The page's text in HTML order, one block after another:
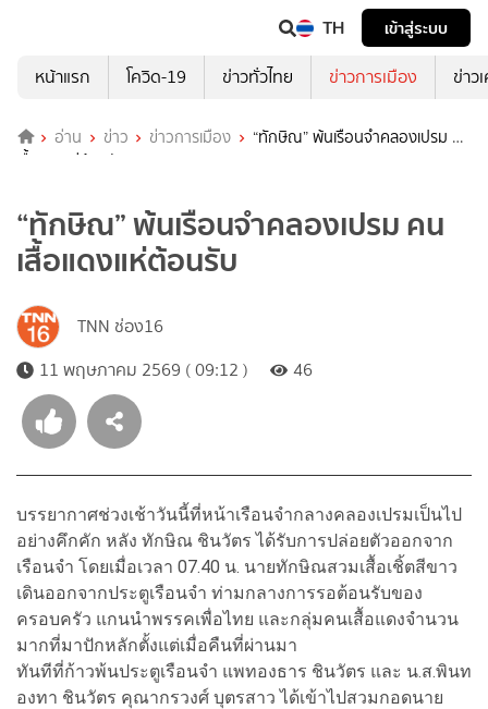
TH
เข้าสู่ระบบ
หน้าแรก
โควิด-19 ข่าวทั่วไทย ข่าวการเมือง ข่าว
อ่าน ข่าว ข่าวการเมือง
“ทักษิณ” พ้นเรือนจำคลองเปรม คน
เสื้อแดงแห่ต้อนรับ
“ทักษิณ” พ้นเรือนจำคลองเปรม คน
เสื้อแดงแห่ต้อนรับ
TNN ช่อง16
11 พฤษภาคม 2569 ( 09:12 )
46
บรรยากาศช่วงเช้าวันนี้ที่หน้าเรือนจำกลางคลองเปรมเป็นไป
อย่างคึกคัก หลัง ทักษิณ ชินวัตร ได้รับการปล่อยตัวออกจาก
เรือนจำ โดยเมื่อเวลา 07.40 น. นายทักษิณสวมเสื้อเชิ้ตสีขาว
เดินออกจากประตูเรือนจำ ท่ามกลางการรอต้อนรับของ
ครอบครัว แกนนำพรรคเพื่อไทย และกลุ่มคนเสื้อแดงจำนวน
มากที่มาปักหลักตั้งแต่เมื่อคืนที่ผ่านมา
ทันทีที่ก้าวพ้นประตูเรือนจำ แพทองธาร ชินวัตร และ น.ส.พินท
องทา ชินวัตร คุณากรวงศ์ บุตรสาว ได้เข้าไปสวมกอดนาย